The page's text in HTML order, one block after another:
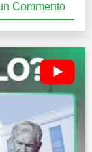
Commento